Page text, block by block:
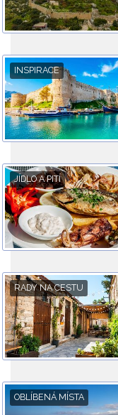
INSPIRACE
JÍDLO A PITÍ
RADY NA CESTU
OBLÍBENÁ MÍSTA